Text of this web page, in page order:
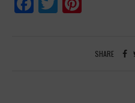
SHARE